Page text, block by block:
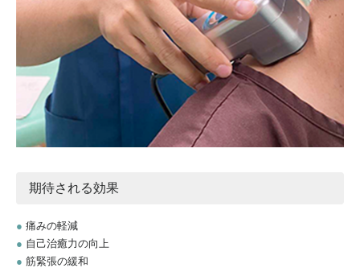
期待される効果
● 痛みの軽減
● 自己治癒力の向上
● 筋緊張の緩和